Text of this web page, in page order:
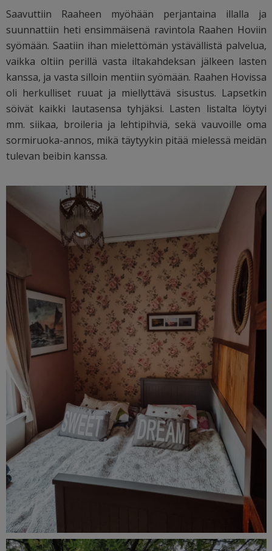
Saavuttiin Raaheen myöhään perjantaina illalla ja
suunnattiin heti ensimmäisenä ravintola Raahen Hoviin
syömään. Saatiin ihan mielettömän ystävällistä palvelua,
vaikka oltiin perillä vasta iltakahdeksan jälkeen lasten
kanssa, ja vasta silloin mentiin syömään. Raahen Hovissa
oli herkulliset ruuat ja miellyttävä sisustus. Lapsetkin
söivät kaikki lautasensa tyhjäksi. Lasten listalta löytyi
mm. siikaa, broileria ja lehtipihviä, sekä vauvoille oma
sormiruoka-annos, mikä täytyykin pitää mielessä meidän
tulevan beibin kanssa.